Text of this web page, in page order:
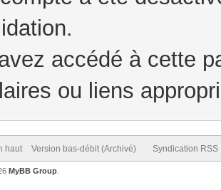
accédé à cette
ou liens
haut Version bas-débit (Archivé) Syndication RSS
MyBB Group